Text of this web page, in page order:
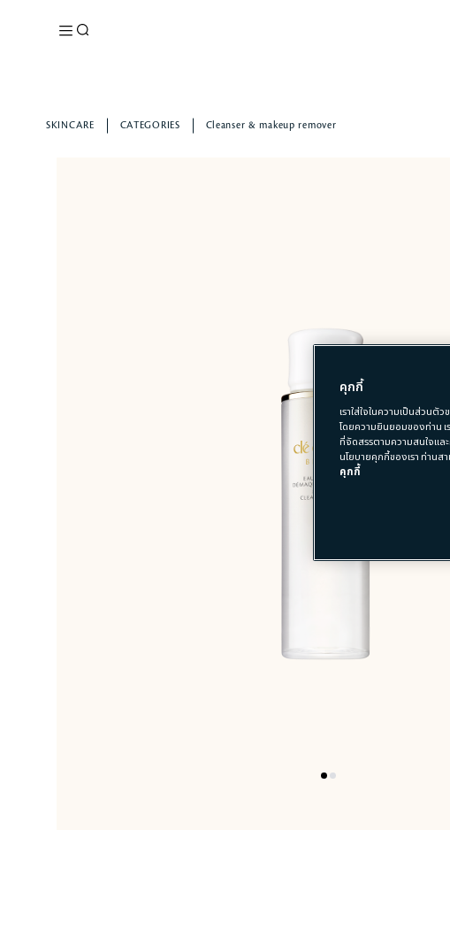
SKINCARE CATEGORIES Cleanser & makeup remover
คุกกี้
เราใส่ใจในความเป็นส่วนตั
โดยความยินยอมของท่าน เ
ที่จัดสรรตามความสนใจแล
นโยบายคุกกี้ของเรา ท่าน
คุกกี้